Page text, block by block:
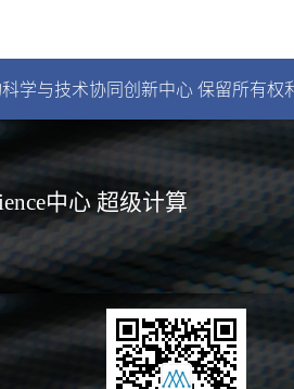
学与技术协同创新中心 保留所有
中心 超级计算